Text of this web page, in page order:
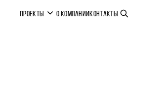
ПРОЕКТЫ О КОМПАНИИКОНТАКТЫ